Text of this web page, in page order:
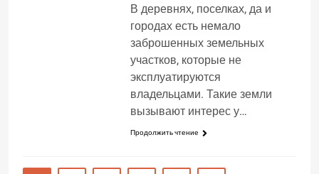
В деревнях, поселках, да и
городах есть немало
заброшенных земельных
участков, которые не
эксплуатируются
владельцами. Такие земли
вызывают интерес у…
Продолжить чтение